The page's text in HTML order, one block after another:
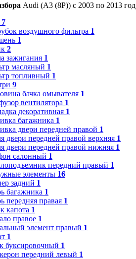
Audi (A3 (8P)) с 2003 по 2013 год
7
воздушного фильтра 1
1
2
зажигания 1
масляный 1
топливный 1
9
бачка омывателя 1
вентилятора 1
декоративная 1
багажника 1
двери передней правой 1
двери передней правой верхняя 1
двери передней правой нижняя 1
салонный 1
передний правый 1
элементы 16
задний 1
багажника 1
передняя правая 1
капота 1
правое 1
элемент правый 1
1
буксировочный 1
передний левый 1